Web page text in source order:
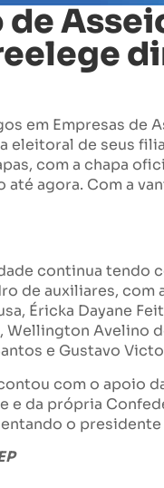
em Empresas de
eleitoral de seus
com a chapa
agora. Com a
continua tendo
de auxiliares, com
Éricka Dayane
Wellington Avelino
e Gustavo
com o apoio
e da própria
o